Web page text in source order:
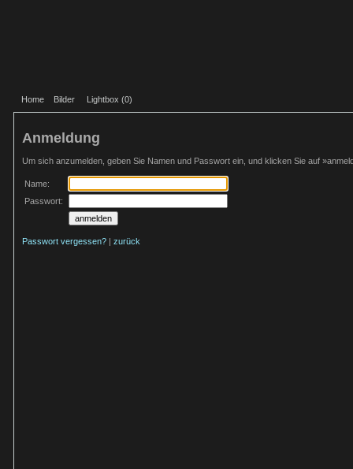
Home Bilder Lightbox (0)
Anmeldung
Um sich anzumelden, geben Sie Namen und Passwort ein, und klicken Sie auf
Name:
Passwort:
Passwort vergessen? | zurück